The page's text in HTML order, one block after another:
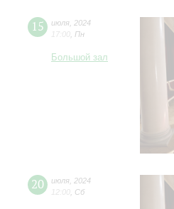
15 июля 2024
17:00 Пн
Большой зал
20 июля 2024
12:00 Сб